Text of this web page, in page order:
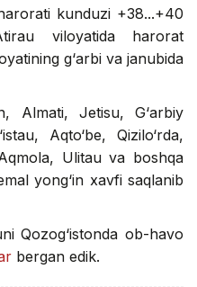
kunduzi +38...+40
viloyatida harorat
g‘arbi va janubida
Almati, Jetisu, G‘arbiy
Aqto‘be, Qizilo‘rda,
Ulitau va boshqa
yong‘in xavfi saqlanib
Qozog‘istonda ob-havo
bergan edik.